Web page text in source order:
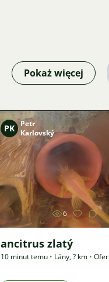
Pokaż więcej
Zdjęcie
PK
Petr
Karlovský
6
ancitrus zlatý
10 minut temu • Lány,? km •